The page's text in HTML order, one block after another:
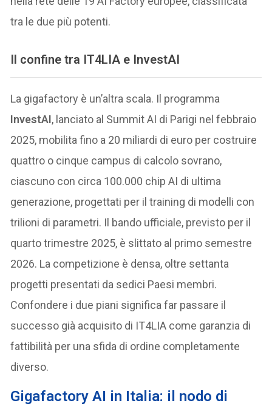
tra le due più potenti.
Il confine tra IT4LIA e InvestAI
La gigafactory è un’altra scala. Il programma
InvestAI, lanciato al Summit AI di Parigi nel febbraio
2025, mobilita fino a 20 miliardi di euro per costruire
quattro o cinque campus di calcolo sovrano,
ciascuno con circa 100.000 chip AI di ultima
generazione, progettati per il training di modelli con
trilioni di parametri. Il bando ufficiale, previsto per il
quarto trimestre 2025, è slittato al primo semestre
2026. La competizione è densa, oltre settanta
progetti presentati da sedici Paesi membri.
Confondere i due piani significa far passare il
successo già acquisito di IT4LIA come garanzia di
fattibilità per una sfida di ordine completamente
diverso.
Gigafactory AI in Italia: il nodo di